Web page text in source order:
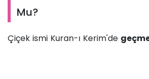
Mu?
Çiçek ismi Kuran-ı Kerim'de